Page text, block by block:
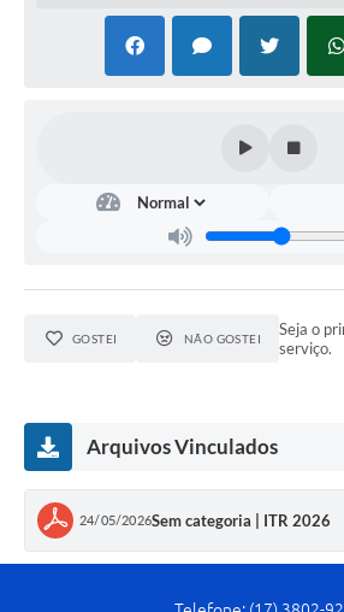
GOSTEI NÃO GOSTEI
Seja o
serviço.
Arquivos Vinculados
24/05/2026Sem categoria | ITR 2026